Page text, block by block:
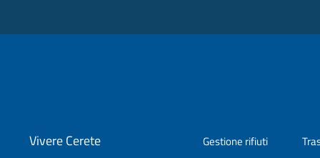
Vivere Cerete Gestione rifiuti